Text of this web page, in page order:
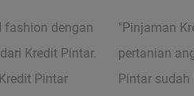
fashion dengan
Kredit Pintar.
Pintar
"Pinjaman
pertanian
Pintar